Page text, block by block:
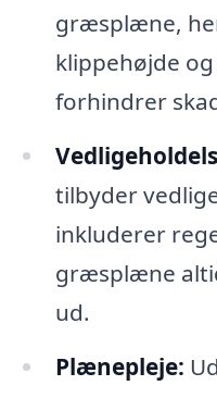
græsplæne,
klippehøjde
forhindrer
tilbyder
inkluderer
græsplæne
ud.
Plænepleje: